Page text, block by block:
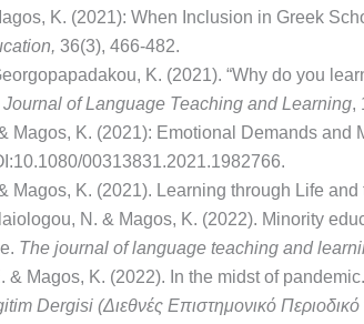
K. (2021): When Inclusion in Greek
36(3), 466-482.
K. (2021). “Why do you
Journal of Language Teaching and Learning,
Magos, K. (2021): Emotional Demands and
00313831.2021.1982766.
Magos, K. (2021). Learning through Life
N. & Magos, K. (2022). Minority
The journal of language teaching and
& Magos, K. (2022). In the midst of
Dergisi (Διεθνές Επιστημονικό